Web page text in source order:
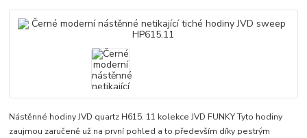
Nástěnné hodiny JVD quartz H615. 11 kolekce JVD FUNKY Tyto hodiny
zaujmou zaručeně už na první pohled a to především díky pestrým